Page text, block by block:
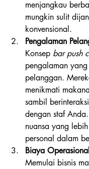
menjangkau
mungkin sulit
konvensional.
Pengalaman
Konsep bar push
pengalaman
pelanggan.
menikmati
sambil
dengan staf
nuansa yang
personal dalam
Biaya
Memulai bisnis